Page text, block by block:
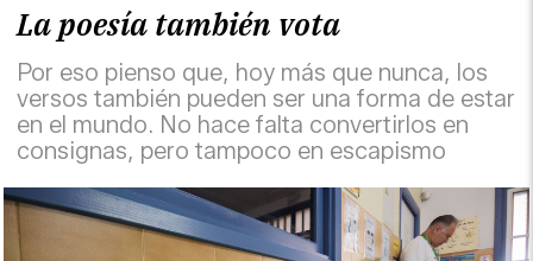
La poesía también vota
Por eso pienso que, hoy más que nunca, los
versos también pueden ser una forma de estar
en el mundo. No hace falta convertirlos en
consignas, pero tampoco en escapismo